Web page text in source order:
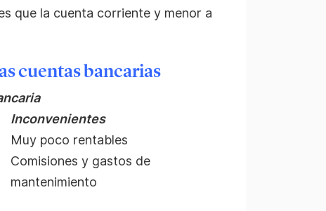
que la cuenta corriente y menor a
cuentas bancarias
Inconvenientes
Muy poco rentables
Comisiones y gastos de
mantenimiento